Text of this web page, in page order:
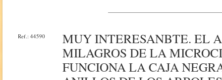
Ref.: 44590
MUY INTERESANBTE. EL
MILAGROS DE LA
FUNCIONA LA CAJA